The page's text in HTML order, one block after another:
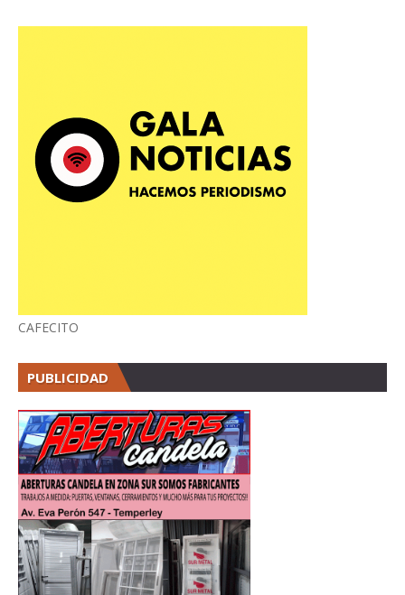
CAFECITO
PUBLICIDAD